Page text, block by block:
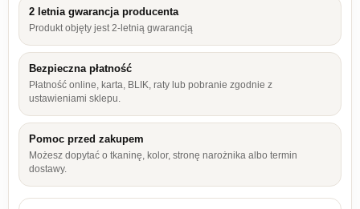
2 letnia gwarancja producenta
Produkt objęty jest 2-letnią gwarancją
Bezpieczna płatność
Płatność online, karta, BLIK, raty lub pobranie zgodnie z
ustawieniami sklepu.
Pomoc przed zakupem
Możesz dopytać o tkaninę, kolor, stronę narożnika albo termin
dostawy.